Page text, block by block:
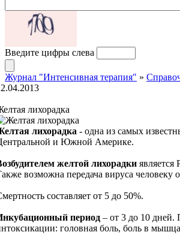
Введите цифры слева
Журнал "Интенсивная терапия" »
лихорадка
лихорадка - одна из самых
и Южной Америке.
желтой лихорадки
возможна передача вируса человеку
составляет от 5 до 50%.
период – от 3 до 10 дней.
головная боль, боль в